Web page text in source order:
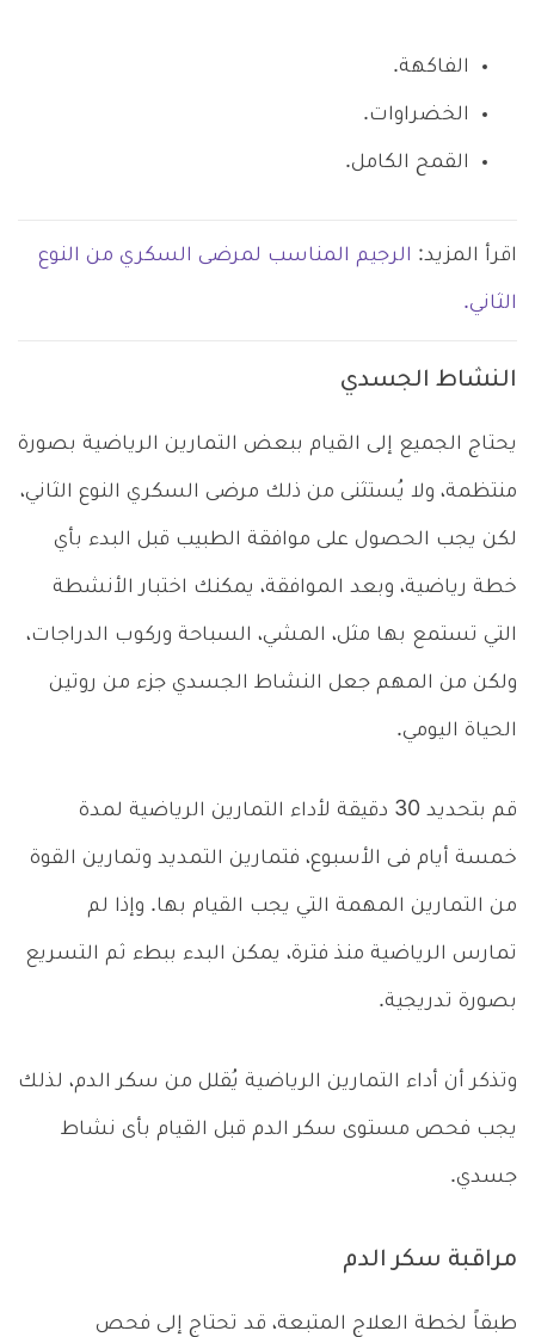
الفاكهة.
الخضراوات.
القمح الكامل.
اقرأ المزيد: الرجيم المناسب لمرضى السكري من النوع
الثاني.
النشاط الجسدي
يحتاج الجميع إلى القيام ببعض التمارين الرياضية بصورة
منتظمة، ولا يُستثنى من ذلك مرضى السكري النوع الثاني،
لكن يجب الحصول على موافقة الطبيب قبل البدء بأي
خطة رياضية، وبعد الموافقة، يمكنك اختبار الأنشطة
التي تستمع بها مثل، المشي، السباحة وركوب الدراجات،
ولكن من المهم جعل النشاط الجسدي جزء من روتين
الحياة اليومي.
قم بتحديد 30 دقيقة لأداء التمارين الرياضية لمدة
خمسة أيام فى الأسبوع، فتمارين التمديد وتمارين القوة
من التمارين المهمة التي يجب القيام بها. وإذا لم
تمارس الرياضية منذ فترة، يمكن البدء ببطء ثم التسريع
بصورة تدريجية.
وتذكر أن أداء التمارين الرياضية يُقلل من سكر الدم، لذلك
يجب فحص مستوى سكر الدم قبل القيام بأى نشاط
جسدي.
مراقبة سكر الدم
طبقاً لخطة العلاج المتبعة، قد تحتاج إلى فحص